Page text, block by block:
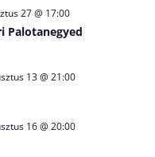
27 @ 17:00
Palotanegyed
13 @ 21:00
16 @ 20:00